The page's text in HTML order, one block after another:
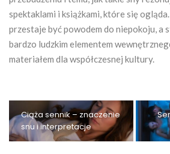
spektaklami i książkami, które się
przestaje być powodem do niepokoju, a
bardzo ludzkim elementem
materiałem dla współczesnej kultury.
Ciąża sennik – znaczenie
snu i interpretacje